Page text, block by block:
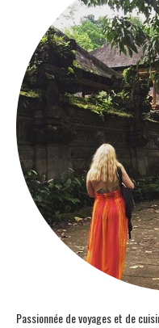
Passionnée de voyages et de